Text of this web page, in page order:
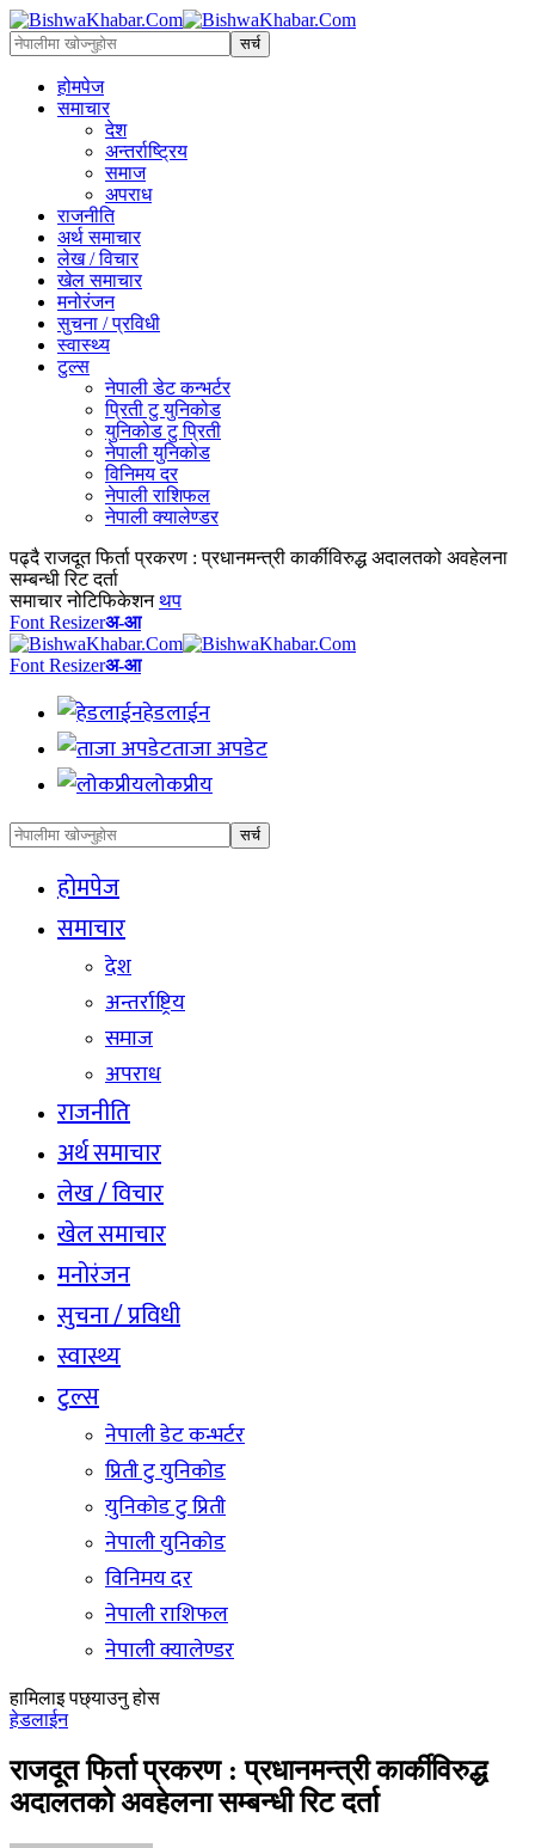
होमपेज
समाचार
देश
अन्तर्राष्ट्रिय
समाज
अपराध
राजनीति
अर्थ समाचार
लेख / विचार
खेल समाचार
मनोरंजन
सुचना / प्रविधी
स्वास्थ्य
टुल्स
नेपाली डेट कन्भर्टर
प्रिती टु युनिकोड
युनिकोड टु प्रिती
नेपाली युनिकोड
विनिमय दर
नेपाली राशिफल
नेपाली क्यालेण्डर
पढ्दै राजदूत फिर्ता प्रकरण : प्रधानमन्त्री कार्कीविरुद्ध अदालतको अवहेलना
सम्बन्धी रिट दर्ता
समाचार नोटिफिकेशन थप
Font Resizerअ-आ
Font Resizerअ-आ
हेडलाईन
ताजा अपडेट
लोकप्रीय
होमपेज
समाचार
देश
अन्तर्राष्ट्रिय
समाज
अपराध
राजनीति
अर्थ समाचार
लेख / विचार
खेल समाचार
मनोरंजन
सुचना / प्रविधी
स्वास्थ्य
टुल्स
नेपाली डेट कन्भर्टर
प्रिती टु युनिकोड
युनिकोड टु प्रिती
नेपाली युनिकोड
विनिमय दर
नेपाली राशिफल
नेपाली क्यालेण्डर
हामिलाइ पछ्याउनु होस
हेडलाईन
राजदूत फिर्ता प्रकरण : प्रधानमन्त्री कार्कीविरुद्ध
अदालतको अवहेलना सम्बन्धी रिट दर्ता